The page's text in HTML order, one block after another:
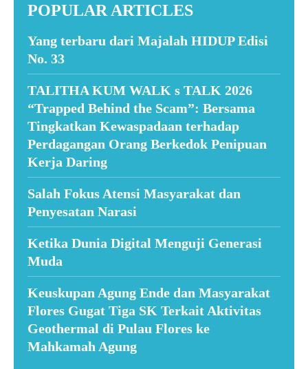
POPULAR ARTICLES
Yang terbaru dari Majalah HIDUP Edisi
No. 33
TALITHA KUM WALK s TALK 2026
“Trapped Behind the Scam”: Bersama
Tingkatkan Kewaspadaan terhadap
Perdagangan Orang Berkedok Penipuan
Kerja Daring
Salah Fokus Atensi Masyarakat dan
Penyesatan Narasi
Ketika Dunia Digital Menguji Generasi
Muda
Keuskupan Agung Ende dan Masyarakat
Flores Gugat Tiga SK Terkait Aktivitas
Geothermal di Pulau Flores ke
Mahkamah Agung